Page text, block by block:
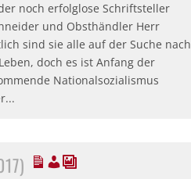
noch erfolglose Schriftsteller
und Obsthändler Herr
sind sie alle auf der Suche nach
doch es ist Anfang der
Nationalsozialismus